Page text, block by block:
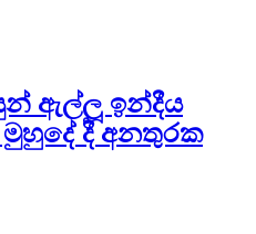
ඇල්ලූ ඉන්දීය
මුහුදේ දී අනතුරක